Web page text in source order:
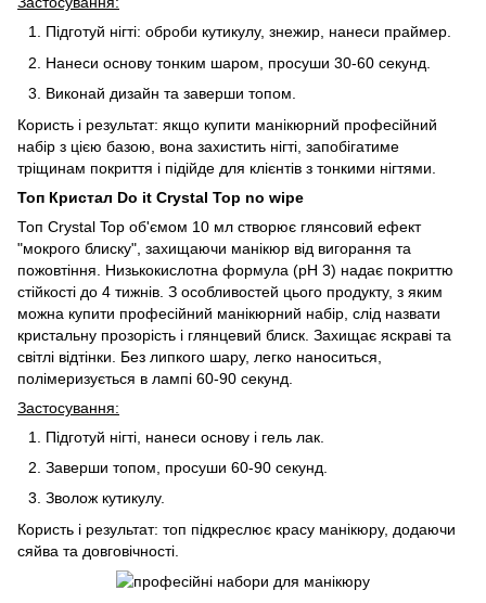
Підготуй нігті: оброби кутикулу, знежир, нанеси праймер.
Нанеси основу тонким шаром, просуши 30-60 секунд.
Виконай дизайн та заверши топом.
Користь і результат: якщо купити манікюрний професійний
набір з цією базою, вона захистить нігті, запобігатиме
тріщинам покриття і підійде для клієнтів з тонкими нігтями.
Топ Кристал Do it Crystal Top no wipe
Топ Crystal Top об'ємом 10 мл створює глянсовий ефект
"мокрого блиску", захищаючи манікюр від вигорання та
пожовтіння. Низькокислотна формула (pH 3) надає покриттю
стійкості до 4 тижнів. З особливостей цього продукту, з яким
можна купити професійний манікюрний набір, слід назвати
кристальну прозорість і глянцевий блиск. Захищає яскраві та
світлі відтінки. Без липкого шару, легко наноситься,
полімеризується в лампі 60-90 секунд.
Застосування:
Підготуй нігті, нанеси основу і гель лак.
Заверши топом, просуши 60-90 секунд.
Зволож кутикулу.
Користь і результат: топ підкреслює красу манікюру, додаючи
сяйва та довговічності.